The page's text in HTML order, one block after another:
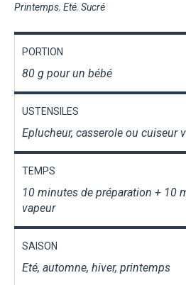
Printemps, Eté, Sucré
PORTION
80 g pour un bébé
USTENSILES
Eplucheur, casserole ou cuiseur
TEMPS
10 minutes de préparation + 10
vapeur
SAISON
Eté, automne, hiver, printemps